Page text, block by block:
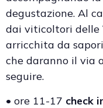
degustazione. Al
dai viticoltori delle
arricchita da
che daranno il via
seguire.
• ore 11-17 check